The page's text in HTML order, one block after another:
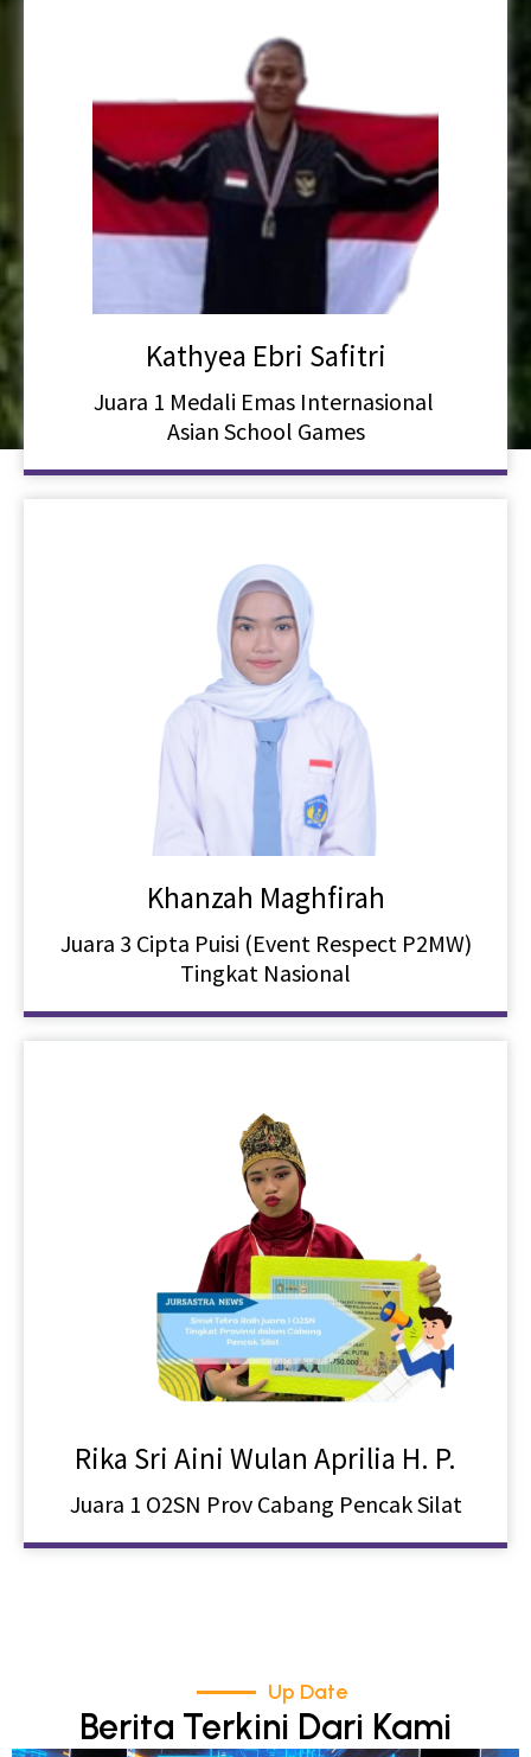
Kathyea Ebri Safitri
Juara 1 Medali Emas Internasional
Asian School Games
Khanzah Maghfirah
Juara 3 Cipta Puisi (Event Respect P2MW)
Tingkat Nasional
Rika Sri Aini Wulan Aprilia H. P.
Juara 1 O2SN Prov Cabang Pencak Silat
Up Date
Berita Terkini Dari Kami